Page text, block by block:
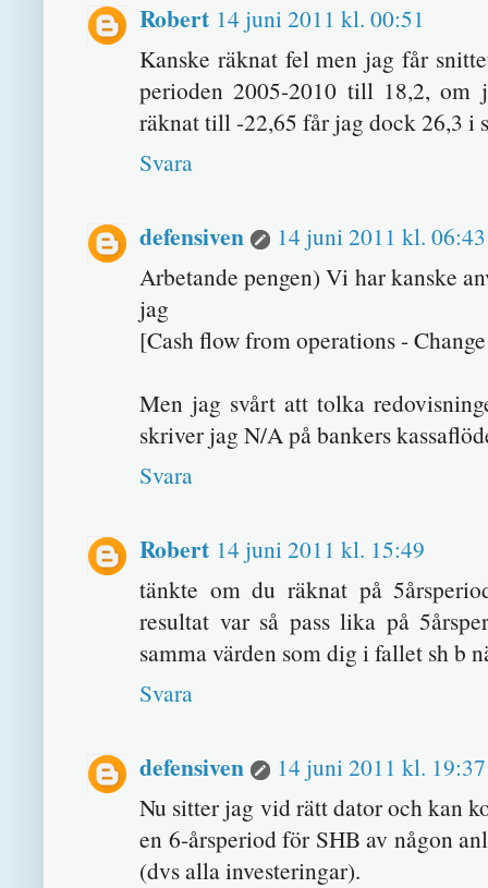
Robert 14 juni 2011 kl. 00:51
Kanske räknat fel men jag får
perioden 2005-2010 till 18,2, om
räknat till -22,65 får jag dock 26,3 i
Svara
defensiven
14 juni 2011 kl. 06:43
Arbetande pengen) Vi har kanske
jag
[Cash flow from operations -
Men jag svårt att tolka
skriver jag N/A på bankers
Svara
Robert 14 juni 2011 kl. 15:49
tänkte om du räknat på
resultat var så pass lika på
samma värden som dig i fallet sh b
Svara
defensiven
14 juni 2011 kl. 19:37
Nu sitter jag vid rätt dator och kan
en 6-årsperiod för SHB av någon
(dvs alla investeringar).